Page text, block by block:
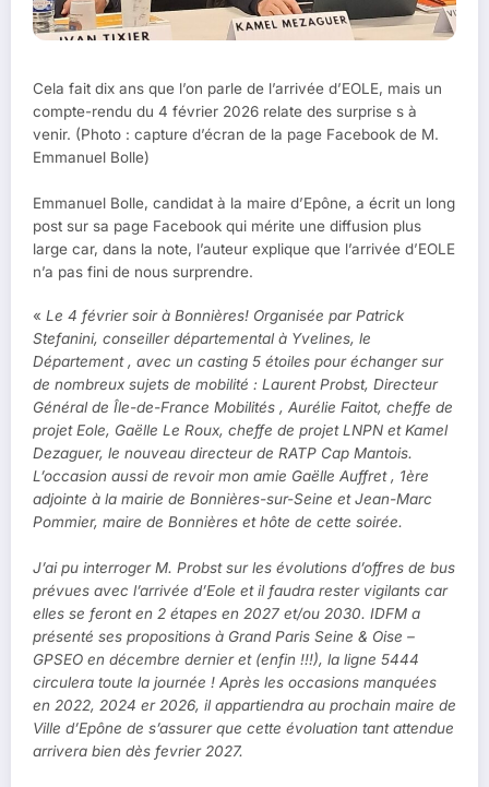
Cela fait dix ans que l’on parle de l’arrivée d’EOLE, mais un
compte-rendu du 4 février 2026 relate des surprise s à
venir. (Photo : capture d’écran de la page Facebook de M.
Emmanuel Bolle)
Emmanuel Bolle, candidat à la maire d’Epône, a écrit un long
post sur sa page Facebook qui mérite une diffusion plus
large car, dans la note, l’auteur explique que l’arrivée d’EOLE
n’a pas fini de nous surprendre.
« Le 4 février soir à Bonnières! Organisée par Patrick
Stefanini, conseiller départemental à Yvelines, le
Département , avec un casting 5 étoiles pour échanger sur
de nombreux sujets de mobilité : Laurent Probst, Directeur
Général de Île-de-France Mobilités , Aurélie Faitot, cheffe de
projet Eole, Gaëlle Le Roux, cheffe de projet LNPN et Kamel
Dezaguer, le nouveau directeur de RATP Cap Mantois.
L’occasion aussi de revoir mon amie Gaëlle Auffret , 1ère
adjointe à la mairie de Bonnières-sur-Seine et Jean-Marc
Pommier, maire de Bonnières et hôte de cette soirée.
J’ai pu interroger M. Probst sur les évolutions d’offres de bus
prévues avec l’arrivée d’Eole et il faudra rester vigilants car
elles se feront en 2 étapes en 2027 et/ou 2030. IDFM a
présenté ses propositions à Grand Paris Seine & Oise –
GPSEO en décembre dernier et (enfin !!!), la ligne 5444
circulera toute la journée ! Après les occasions manquées
en 2022, 2024 er 2026, il appartiendra au prochain maire de
Ville d’Epône de s’assurer que cette évoluation tant attendue
arrivera bien dès fevrier 2027.